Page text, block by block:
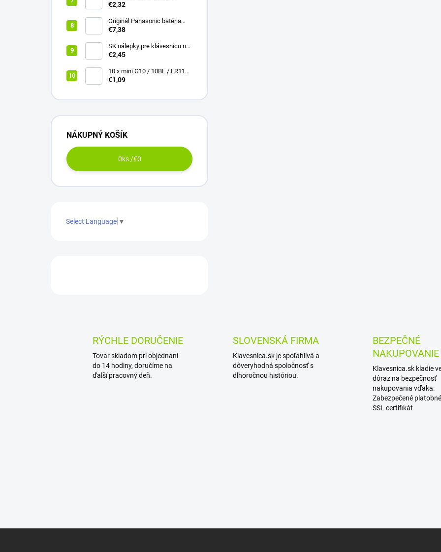
3520 3530
Klávesnicu - Notebook & PC
€2,32
Originál Panasonic batéria
NCR18650B 3400mAh 3,6V Li-
akumuláto
€7,38
SK nálepky pre klávesnicu na
notebook a PC 13 x 13+UV
€2,45
10 x mini G10 / 10BL / LR1130
Alkalická batéria everActive
€1,09
NÁKUPNÝ KOŠÍK
0ks /€0
Select Language ▼
RÝCHLE DORUČENIE
Tovar skladom pri objednaní
do 14 hodiny, doručíme na
ďalší pracovný deň.
SLOVENSKÁ FIRMA
Klavesnica.sk je spoľahlivá a
dôveryhodná spoločnosť s
dlhoročnou históriou.
BEZPEČNÉ
NAKUPOVANIE
Klavesnica.sk kladie
dôraz na bezpečnosť
nakupovania vďaka:
Zabezpečené
SSL certifikát